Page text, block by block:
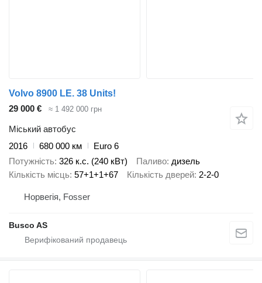
Volvo 8900 LE. 38 Units!
29 000 €
≈ 1 492 000 грн
Міський автобус
2016
680 000 км
Euro 6
Потужність 326 к.с. (240 кВт) Паливо дизель
Кількість місць 57+1+1+67 Кількість дверей 2-2-0
Норвегія, Fosser
Busco AS